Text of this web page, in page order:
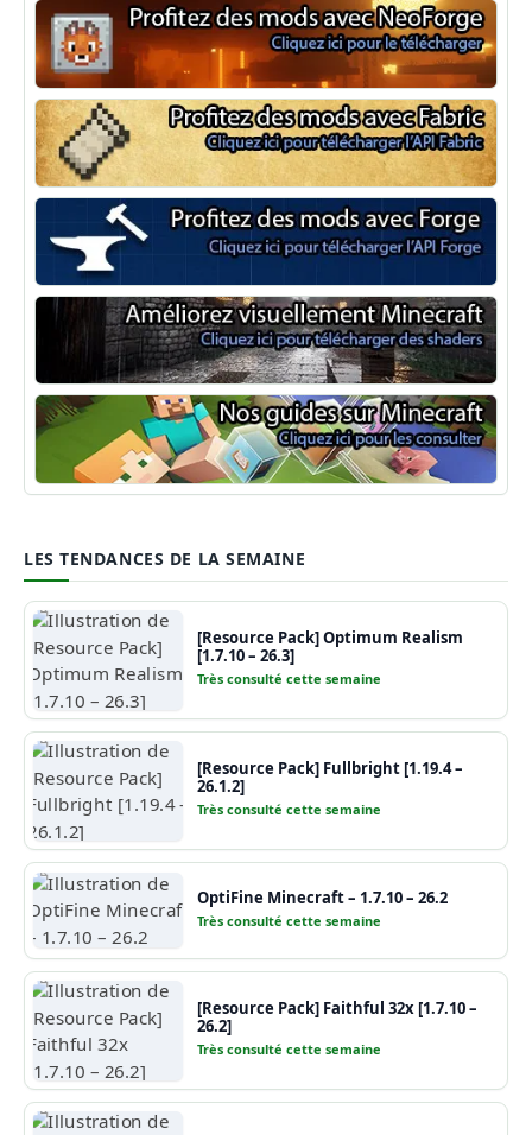
NeoForge
Minecraft Fabric
Minecraft Forge
Shaders Minecraft
Guide Minecraft
LES TENDANCES DE LA SEMAINE
[Resource Pack] Optimum Realism
[1.7.10 – 26.3]
Très consulté cette semaine
[Resource Pack] Fullbright [1.19.4 –
26.1.2]
Très consulté cette semaine
OptiFine Minecraft – 1.7.10 – 26.2
Très consulté cette semaine
[Resource Pack] Faithful 32x [1.7.10 –
26.2]
Très consulté cette semaine